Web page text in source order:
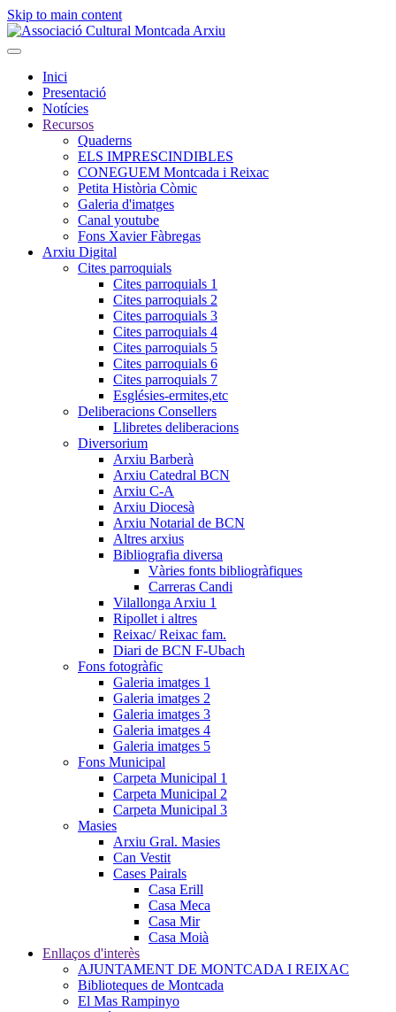
Skip to main content
Inici
Presentació
Notícies
Recursos
Quaderns
ELS IMPRESCINDIBLES
CONEGUEM Montcada i Reixac
Petita Història Còmic
Galeria d'imatges
Canal youtube
Fons Xavier Fàbregas
Arxiu Digital
Cites parroquials
Cites parroquials 1
Cites parroquials 2
Cites parroquials 3
Cites parroquials 4
Cites parroquials 5
Cites parroquials 6
Cites parroquials 7
Esglésies-ermites,etc
Deliberacions Consellers
Llibretes deliberacions
Diversorium
Arxiu Barberà
Arxiu Catedral BCN
Arxiu C-A
Arxiu Diocesà
Arxiu Notarial de BCN
Altres arxius
Bibliografia diversa
Vàries fonts bibliogràfiques
Carreras Candi
Vilallonga Arxiu 1
Ripollet i altres
Reixac/ Reixac fam.
Diari de BCN F-Ubach
Fons fotogràfic
Galeria imatges 1
Galeria imatges 2
Galeria imatges 3
Galeria imatges 4
Galeria imatges 5
Fons Municipal
Carpeta Municipal 1
Carpeta Municipal 2
Carpeta Municipal 3
Masies
Arxiu Gral. Masies
Can Vestit
Cases Pairals
Casa Erill
Casa Meca
Casa Mir
Casa Moià
Enllaços d'interès
AJUNTAMENT DE MONTCADA I REIXAC
Biblioteques de Montcada
El Mas Rampinyo